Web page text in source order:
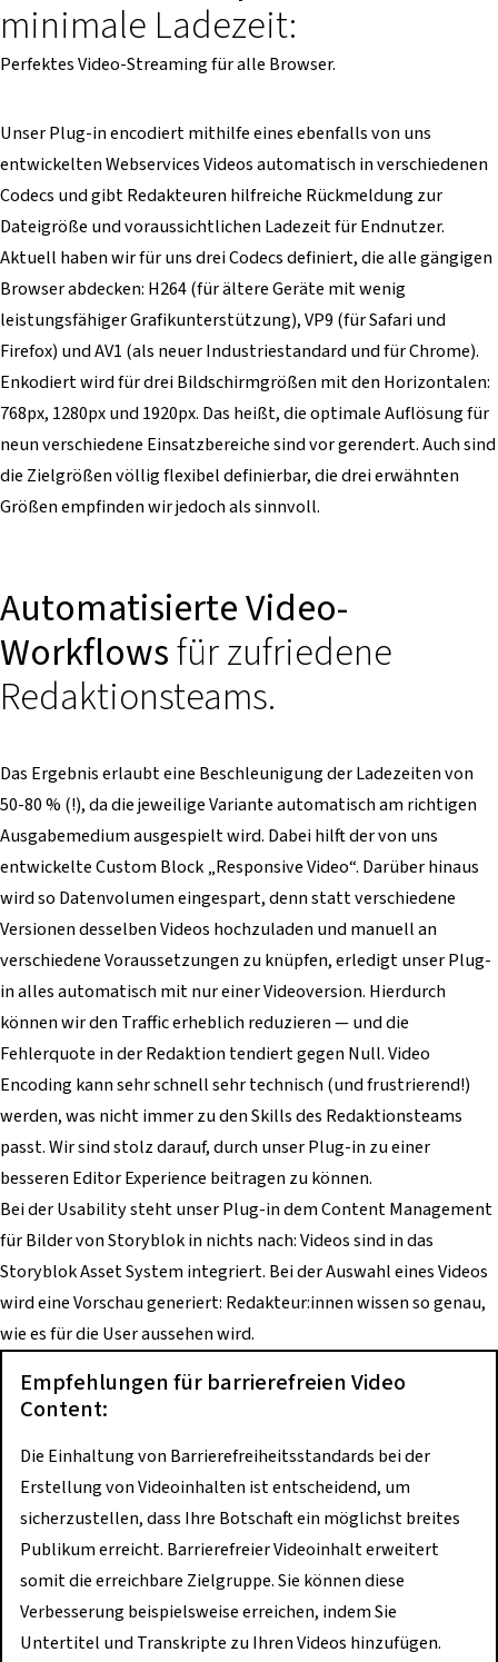
minimale Ladezeit:
Perfektes Video-Streaming für alle Browser.
Unser Plug-in encodiert mithilfe eines ebenfalls von uns
entwickelten Webservices Videos automatisch in verschiedenen
Codecs und gibt Redakteuren hilfreiche Rückmeldung zur
Dateigröße und voraussichtlichen Ladezeit für Endnutzer.
Aktuell haben wir für uns drei Codecs definiert, die alle gängigen
Browser abdecken: H264 (für ältere Geräte mit wenig
leistungsfähiger Grafikunterstützung), VP9 (für Safari und
Firefox) und AV1 (als neuer Industriestandard und für Chrome).
Enkodiert wird für drei Bildschirmgrößen mit den Horizontalen:
768px, 1280px und 1920px. Das heißt, die optimale Auflösung für
neun verschiedene Einsatzbereiche sind vor gerendert. Auch sind
die Zielgrößen völlig flexibel definierbar, die drei erwähnten
Größen empfinden wir jedoch als sinnvoll.
Automatisierte Video-
Workflowsfür zufriedene
Redaktionsteams.
Das Ergebnis erlaubt eine Beschleunigung der Ladezeiten von
50-80 % (!), da die jeweilige Variante automatisch am richtigen
Ausgabemedium ausgespielt wird. Dabei hilft der von uns
entwickelte Custom Block „Responsive Video“. Darüber hinaus
wird so Datenvolumen eingespart, denn statt verschiedene
Versionen desselben Videos hochzuladen und manuell an
verschiedene Voraussetzungen zu knüpfen, erledigt unser Plug-
in alles automatisch mit nur einer Videoversion. Hierdurch
können wir den Traffic erheblich reduzieren — und die
Fehlerquote in der Redaktion tendiert gegen Null. Video
Encoding kann sehr schnell sehr technisch (und frustrierend!)
werden, was nicht immer zu den Skills des Redaktionsteams
passt. Wir sind stolz darauf, durch unser Plug-in zu einer
besseren Editor Experience beitragen zu können.
Bei der Usability steht unser Plug-in dem Content Management
für Bilder von Storyblok in nichts nach: Videos sind in das
Storyblok Asset System integriert. Bei der Auswahl eines Videos
wird eine Vorschau generiert: Redakteur:innen wissen so genau,
wie es für die User aussehen wird.
Empfehlungen für barrierefreien Video
Content:
Die Einhaltung von Barrierefreiheitsstandards bei der
Erstellung von Videoinhalten ist entscheidend, um
sicherzustellen, dass Ihre Botschaft ein möglichst breites
Publikum erreicht. Barrierefreier Videoinhalt erweitert
somit die erreichbare Zielgruppe. Sie können diese
Verbesserung beispielsweise erreichen, indem Sie
Untertitel und Transkripte zu Ihren Videos hinzufügen.